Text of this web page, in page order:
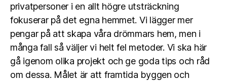
privatpersoner i en allt högre utsträckning
fokuserar på det egna hemmet. Vi lägger mer
pengar på att skapa våra drömmars hem, men i
många fall så väljer vi helt fel metoder. Vi ska här
gå igenom olika projekt och ge goda tips och råd
om dessa. Målet är att framtida byggen och